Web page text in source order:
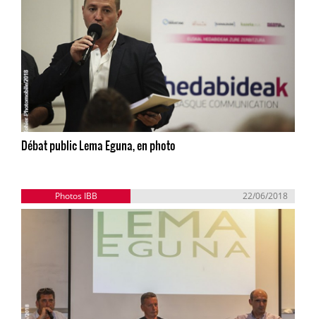
Débat public Lema Eguna, en photo
Photos IBB 22/06/2018